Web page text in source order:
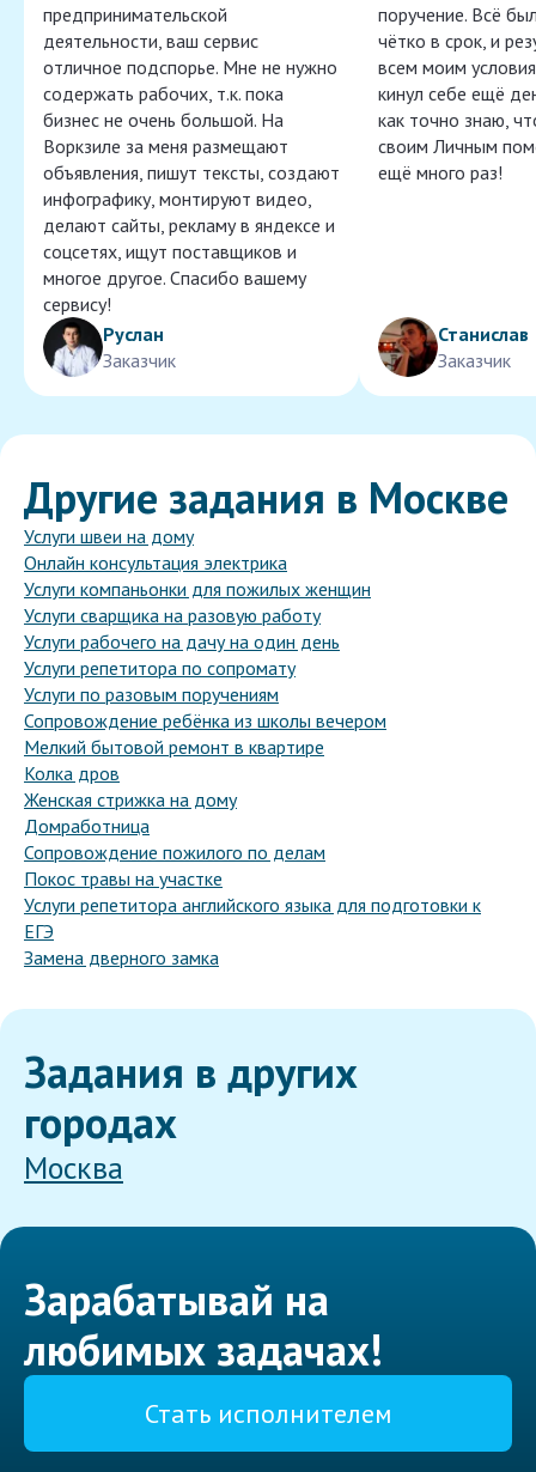
предпринимательской
деятельности, ваш сервис
отличное подспорье. Мне не нужно
содержать рабочих, т.к. пока
бизнес не очень большой. На
Воркзиле за меня размещают
объявления, пишут тексты, создают
инфографику, монтируют видео,
делают сайты, рекламу в яндексе и
соцсетях, ищут поставщиков и
многое другое. Спасибо вашему
сервису!
Руслан
Заказчик
поручение. Всё
чётко в срок, и
всем моим
кинул себе ещё
как точно знаю,
своим Личным
ещё много раз!
Станислав
Заказчик
Другие задания в Москве
Услуги швеи на дому
Онлайн консультация электрика
Услуги компаньонки для пожилых женщин
Услуги сварщика на разовую работу
Услуги рабочего на дачу на один день
Услуги репетитора по сопромату
Услуги по разовым поручениям
Сопровождение ребёнка из школы вечером
Мелкий бытовой ремонт в квартире
Колка дров
Женская стрижка на дому
Домработница
Сопровождение пожилого по делам
Покос травы на участке
Услуги репетитора английского языка для подготовки к
ЕГЭ
Замена дверного замка
Задания в других
городах
Москва
Зарабатывай на
любимых задачах!
Стать исполнителем